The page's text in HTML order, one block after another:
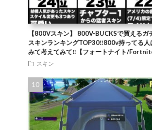
【800Vスキン】 800V-BUCKSで買えるガ
スキンランキングTOP30‼️800v持ってる人
みて考えてみて‼️【フォートナイト/
スキン